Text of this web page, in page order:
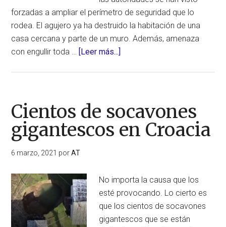
forzadas a ampliar el perímetro de seguridad que lo
rodea. El agujero ya ha destruido la habitación de una
casa cercana y parte de un muro. Además, amenaza
con engullir toda … [Leer más...]
en
Puebla
tamaño.
Ahora
110
metros
Cientos de socavones
gigantescos en Croacia
6 marzo, 2021 porAT
No importa la causa que los
esté provocando. Lo cierto es
que los cientos de socavones
gigantescos que se están